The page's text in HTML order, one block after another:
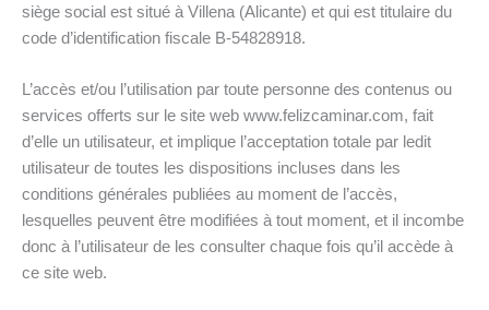
siège social est situé à Villena (Alicante) et qui est titulaire du
code d’identification fiscale B-54828918.
L’accès et/ou l’utilisation par toute personne des contenus ou
services offerts sur le site web www.felizcaminar.com, fait
d’elle un utilisateur, et implique l’acceptation totale par ledit
utilisateur de toutes les dispositions incluses dans les
conditions générales publiées au moment de l’accès,
lesquelles peuvent être modifiées à tout moment, et il incombe
donc à l’utilisateur de les consulter chaque fois qu’il accède à
ce site web.